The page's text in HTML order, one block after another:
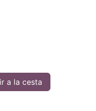
a la cesta